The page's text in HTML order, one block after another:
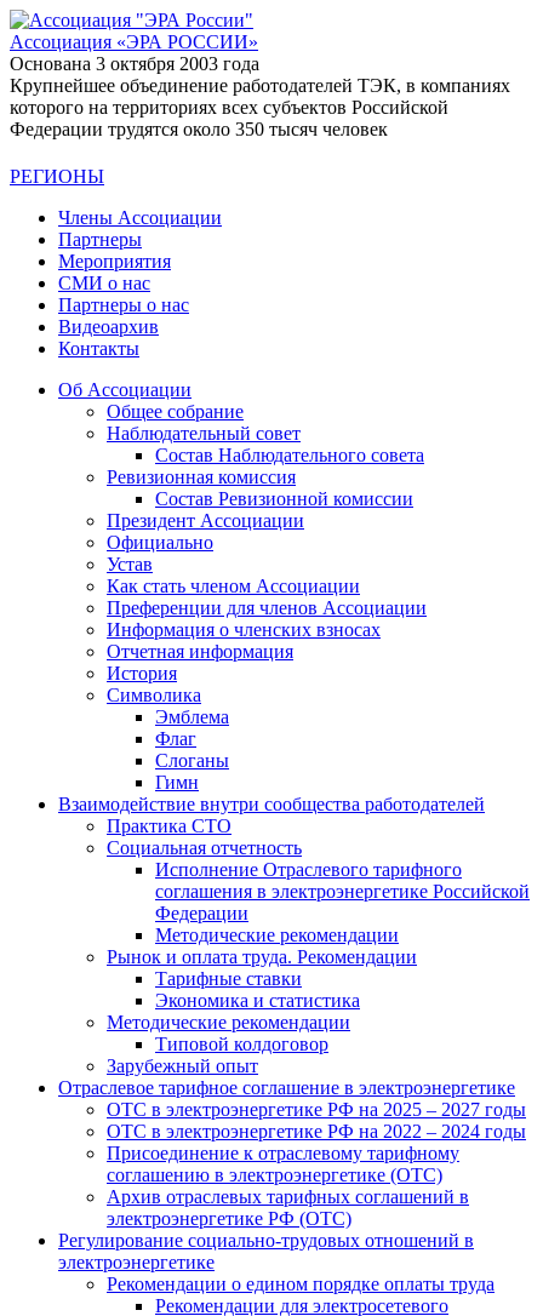
Ассоциация «ЭРА РОССИИ»
Основана 3 октября 2003 года
Крупнейшее объединение работодателей ТЭК, в компаниях
которого на территориях всех субъектов Российской
Федерации трудятся около 350 тысяч человек
РЕГИОНЫ
Члены Ассоциации
Партнеры
Мероприятия
СМИ о нас
Партнеры о нас
Видеоархив
Контакты
Об Ассоциации
Общее собрание
Наблюдательный совет
Состав Наблюдательного совета
Ревизионная комиссия
Состав Ревизионной комиссии
Президент Ассоциации
Официально
Устав
Как стать членом Ассоциации
Преференции для членов Ассоциации
Информация о членских взносах
Отчетная информация
История
Символика
Эмблема
Флаг
Слоганы
Гимн
Взаимодействие внутри сообщества работодателей
Практика СТО
Социальная отчетность
Исполнение Отраслевого тарифного
соглашения в электроэнергетике Российской
Федерации
Методические рекомендации
Рынок и оплата труда. Рекомендации
Тарифные ставки
Экономика и статистика
Методические рекомендации
Типовой колдоговор
Зарубежный опыт
Отраслевое тарифное соглашение в электроэнергетике
ОТС в электроэнергетике РФ на 2025 – 2027 годы
ОТС в электроэнергетике РФ на 2022 – 2024 годы
Присоединение к отраслевому тарифному
соглашению в электроэнергетике (ОТС)
Архив отраслевых тарифных соглашений в
электроэнергетике РФ (ОТС)
Регулирование социально-трудовых отношений в
электроэнергетике
Рекомендации о едином порядке оплаты труда
Рекомендации для электросетевого